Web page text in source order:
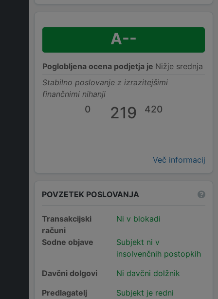
A--
Poglobljena ocena podjetja je Nižje srednja
Stabilno poslovanje z izrazitejšimi
finančnimi nihanji
0 219 420
Več informacij
POVZETEK POSLOVANJA
Transakcijski
računi
Ni v blokadi
Sodne objave
Subjekt ni v
insolvenčnih postopkih
Davčni dolgovi
Ni davčni dolžnik
Predlagatelj
Subjekt je redni